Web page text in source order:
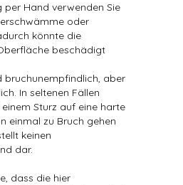
per Hand verwenden Sie
oder
könnte die
beschädigt
bruchunempfindlich, aber
In seltenen Fällen
Sturz auf eine harte
einmal zu Bruch gehen
keinen
dar.
dass die hier